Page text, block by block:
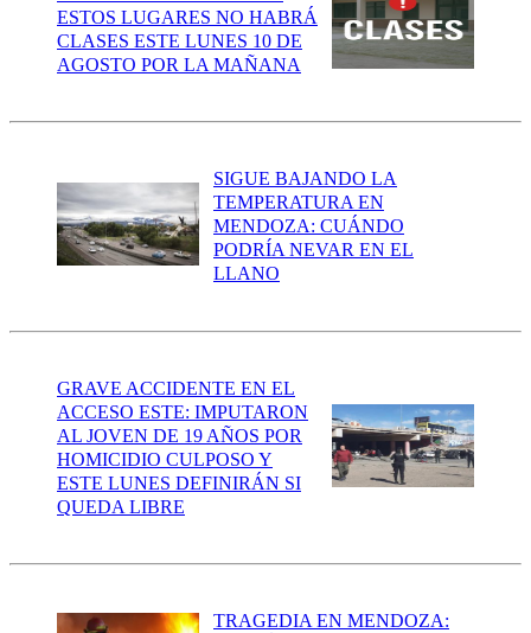
ESTOS LUGARES NO HABRÁ
CLASES ESTE LUNES 10 DE
AGOSTO POR LA MAÑANA
SIGUE BAJANDO LA
TEMPERATURA EN
MENDOZA: CUÁNDO
PODRÍA NEVAR EN EL
LLANO
GRAVE ACCIDENTE EN EL
ACCESO ESTE: IMPUTARON
AL JOVEN DE 19 AÑOS POR
HOMICIDIO CULPOSO Y
ESTE LUNES DEFINIRÁN SI
QUEDA LIBRE
TRAGEDIA EN MENDOZA: